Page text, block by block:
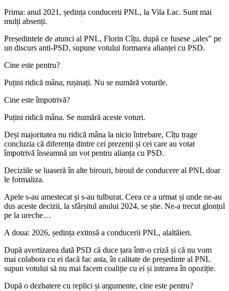
Prima: anul 2021, ședința conducerii PNL, la Vila Lac. Sunt mai
mulți absenți.
Președintele de atunci al PNL, Florin Cîțu, după ce fusese „ales” pe
un discurs anti-PSD, supune votului formarea alianței cu PSD.
Cine este pentru?
Puțini ridică mâna, rușinați. Nu se numără voturile.
Cine este împotrivă?
Puțini ridică mâna. Se numără aceste voturi.
Deși majoritatea nu ridică mâna la nicio întrebare, Cîțu trage
concluzia că diferența dintre cei prezenți și cei care au votat
împotrivă înseamnă un vot pentru alianța cu PSD.
Deciziile se luaseră în alte birouri, biroul de conducere al PNL doar
le formaliza.
Apele s-au amestecat și s-au tulburat. Ceea ce a urmat și unde ne-au
dus aceste decizii, la sfârșitul anului 2024, se știe. Ne-a trecut glonțul
pe la ureche…
A doua: 2026, ședința extinsă a conducerii PNL, alaltăieri.
După avertizarea dată PSD că duce țara într-o criză și că nu vom
mai colabora cu ei dacă fac asta, în calitate de președinte al PNL
supun votului să nu mai facem coaliție cu ei și intrarea în opoziție.
După o dezbatere cu replici și argumente, cine este pentru?